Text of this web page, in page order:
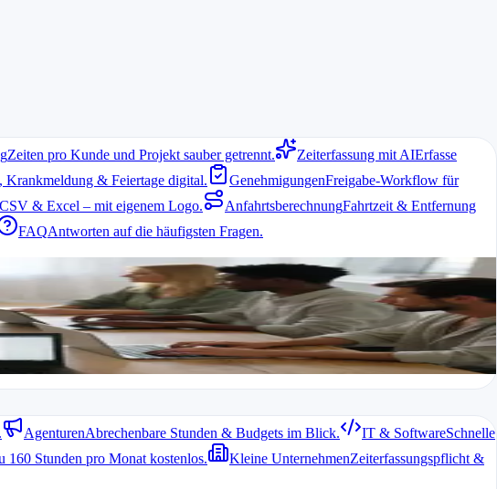
Zeiten pro Kunde und Projekt sauber getrennt. Zeiterfassung mit AIErfasse
Krankmeldung & Feiertage digital. GenehmigungenFreigabe-Workflow für
& Excel – mit eigenem Logo. AnfahrtsberechnungFahrtzeit & Entfernung
FAQAntworten auf die häufigsten Fragen.
AgenturenAbrechenbare Stunden & Budgets im Blick. IT & SoftwareSchnelle
160 Stunden pro Monat kostenlos. Kleine UnternehmenZeiterfassungspflicht &
spart Zeit und schafft Transparenz gegenüber Kunden.
Software ermöglicht den Einstieg ohne finanzielle Hürden und lässt sich später